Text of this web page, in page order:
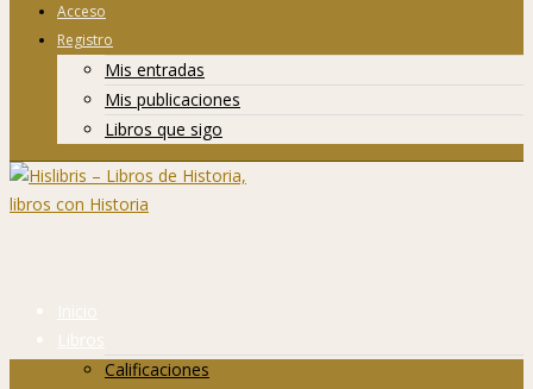
Acceso
Registro
Mis entradas
Mis publicaciones
Libros que sigo
Inicio
Libros
Calificaciones